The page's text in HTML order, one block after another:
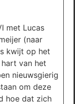
met Lucas
(naar
kwijt op het
van het
nieuwsgierig
om deze
hoe dat zich